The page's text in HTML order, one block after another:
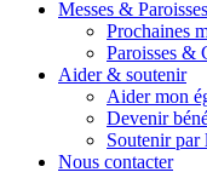
Messes & Paroisses
Prochaines
Paroisses &
Aider & soutenir
Aider mon
Devenir
Soutenir par
Nous contacter